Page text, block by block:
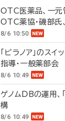
OTC医薬品、一
OTC薬協・磯部氏
8/6 10:50
「ビラノア」の
指導・一般薬部会
8/6 10:49
ゲノムDBの運用
構
8/6 10:49